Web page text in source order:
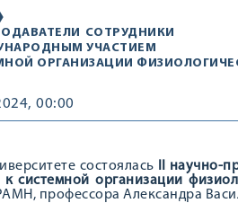
СОТРУДНИКИ
УЧАСТИЕМ
ОРГАНИЗАЦИИ
00:00
состоялась
II научно-
системной организации
профессора Александра